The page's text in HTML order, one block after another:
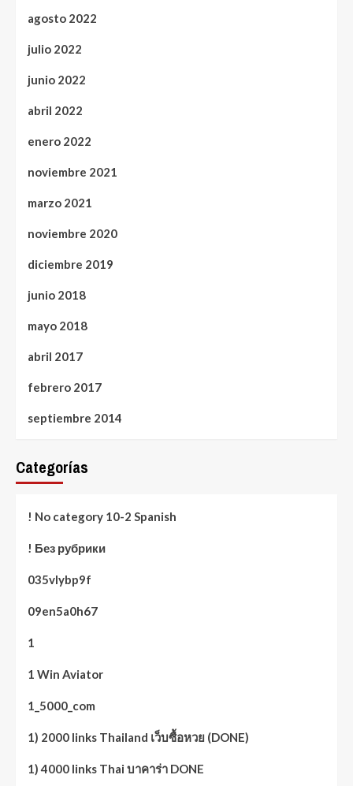
agosto 2022
julio 2022
junio 2022
abril 2022
enero 2022
noviembre 2021
marzo 2021
noviembre 2020
diciembre 2019
junio 2018
mayo 2018
abril 2017
febrero 2017
septiembre 2014
Categorías
! No category 10-2 Spanish
! Без рубрики
035vlybp9f
09en5a0h67
1
1 Win Aviator
1_5000_com
1) 2000 links Thailand เว็บซื้อหวย (DONE)
1) 4000 links Thai บาคาร่า DONE